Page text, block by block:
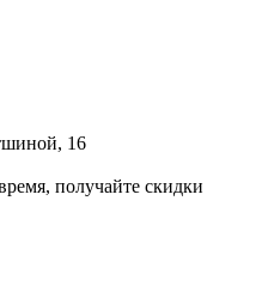
16
получайте скидки